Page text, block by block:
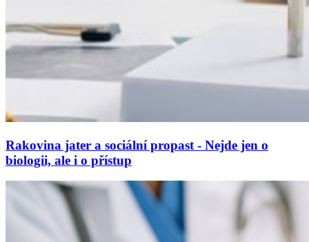
Rakovina jater a sociální propast - Nejde jen o
biologii, ale i o přístup